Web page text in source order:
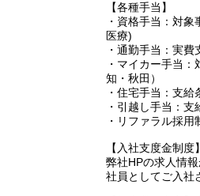
【各種手当】
・資格手当：対象
医療)
・通勤手当：実
・マイカー手当
知・秋田）
・住宅手当：支給
・引越し手当：支
・リファラル採用
【入社支度金制度】
弊社HPの求人情
社員としてご入社